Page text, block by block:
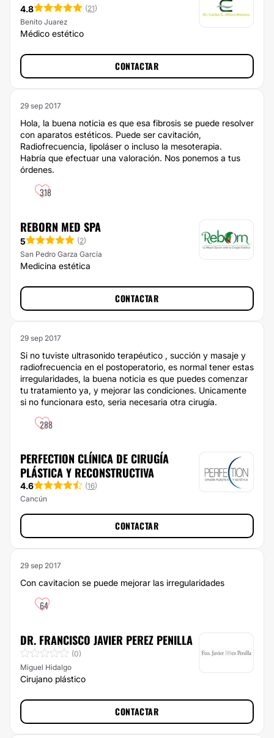
4.8 (21)
Benito Juarez
Médico estético
CONTACTAR
29 sep 2017
Hola, la buena noticia es que esa fibrosis se puede resolver
con aparatos estéticos. Puede ser cavitación,
Radiofrecuencia, lipoláser o incluso la mesoterapia.
Habría que efectuar una valoración. Nos ponemos a tus
órdenes.
318
REBORN MED SPA
5 (2)
San Pedro Garza García
Medicina estética
CONTACTAR
29 sep 2017
Si no tuviste ultrasonido terapéutico , succión y masaje y
radiofrecuencia en el postoperatorio, es normal tener estas
irregularidades, la buena noticia es que puedes comenzar
tu tratamiento ya, y mejorar las condiciones. Unicamente
si no funcionara esto, seria necesaria otra cirugía.
288
PERFECTION CLÍNICA DE CIRUGÍA
PLÁSTICA Y RECONSTRUCTIVA
4.6 (16)
Cancún
CONTACTAR
29 sep 2017
Con cavitacion se puede mejorar las irregularidades
64
DR. FRANCISCO JAVIER PEREZ PENILLA
(0)
Miguel Hidalgo
Cirujano plástico
CONTACTAR